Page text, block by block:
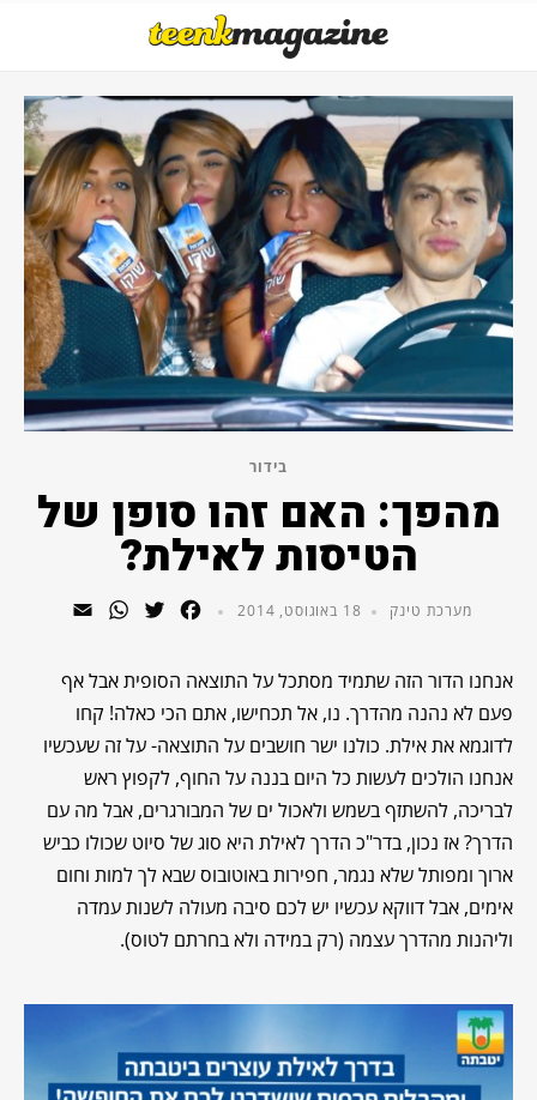
בידור
מהפך: האם זהו סופן של
הטיסות לאילת?
מערכת טינק 18 באוגוסט, 2014 Facebook
Twitter
WhatsApp
אנחנו הדור הזה שתמיד מסתכל על התוצאה הסופית אבל אף
פעם לא נהנה מהדרך. נו, אל תכחישו, אתם הכי כאלה! קחו
לדוגמא את אילת. כולנו ישר חושבים על התוצאה- על זה שעכשיו
אנחנו הולכים לעשות כל היום בננה על החוף, לקפוץ ראש
לבריכה, להשתזף בשמש ולאכול ים של המבורגרים, אבל מה עם
הדרך? אז נכון, בדר"כ הדרך לאילת היא סוג של סיוט שכולו כביש
ארוך ומפותל שלא נגמר, חפירות באוטובוס שבא לך למות וחום
אימים, אבל דווקא עכשיו יש לכם סיבה מעולה לשנות עמדה
וליהנות מהדרך עצמה (רק במידה ולא בחרתם לטוס).